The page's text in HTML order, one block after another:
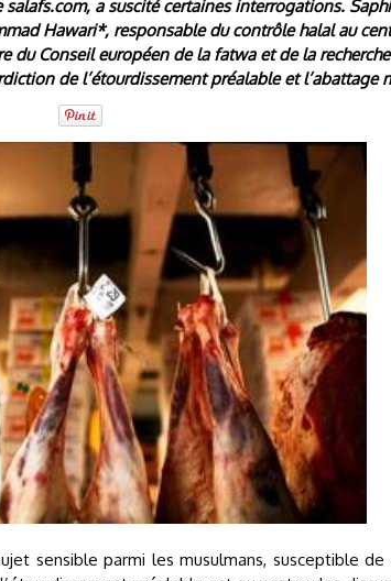
a suscité certaines interrogations.
Hawari*, responsable du contrôle halal au
Conseil européen de la fatwa et de la recherche
de l’étourdissement préalable et l’abattage
sensible parmi les musulmans, susceptible de